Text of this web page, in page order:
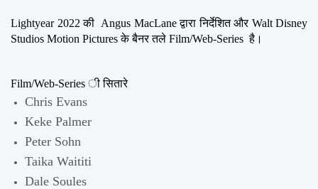
Lightyear 2022 की  Angus MacLane द्वारा निर्देशित और Walt Disney
Studios Motion Pictures के बैनर तले Film/Web-Series  है।
Film/Web-Series ी सितारे
Chris Evans
Keke Palmer
Peter Sohn
Taika Waititi
Dale Soules